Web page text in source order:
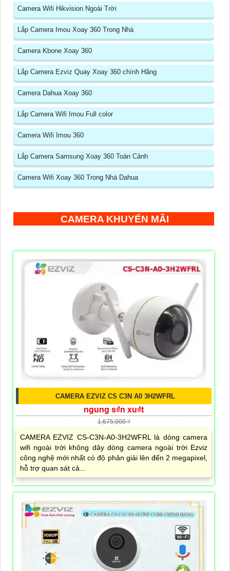
Camera Wifi Hikvision Ngoài Trời
Lắp Camera Imou Xoay 360 Trong Nhà
Camera Kbone Xoay 360
Lắp Camera Ezviz Quay Xoay 360 chính Hãng
Camera Dahua Xoay 360
Lắp Camera Wifi Imou Full color
Camera Wifi Imou 360
Lắp Camera Samsung Xoay 360 Toàn Cảnh
Camera Wifi Xoay 360 Trong Nhà Dahua
CAMERA KHUYẾN MÃI
CAMERA EZVIZ CS C3N A0 3H2WFRL
ngung s₫n xu₫t
1,675,000 ₫
CAMERA EZVIZ CS-C3N-A0-3H2WFRL là dòng camera
wifi ngoài trời không dây dòng camera ngoài trời Ezviz
công nghệ mới nhất có độ phân giải lên đến 2 megapixel,
hỗ trợ quan sát cả...